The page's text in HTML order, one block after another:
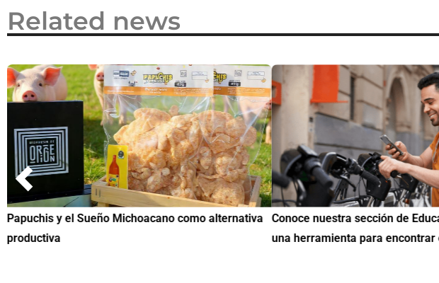
Related news
Papuchis y el Sueño Michoacano como alternativa
productiva
Conoce nuestra sección de
una herramienta para encontrar